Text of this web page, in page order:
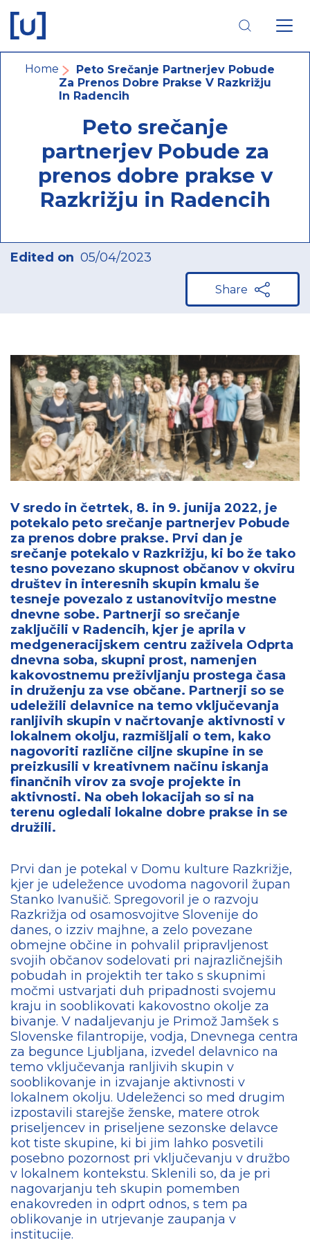
main
navigation
main
content
footer
navigation
Breadcrumb
Home
Peto Srečanje Partnerjev Pobude
Za Prenos Dobre Prakse V Razkrižju
In Radencih
Peto srečanje
partnerjev Pobude za
prenos dobre prakse v
Razkrižju in Radencih
Edited on 05/04/2023
Share
V sredo in četrtek, 8. in 9. junija 2022, je
potekalo peto srečanje partnerjev Pobude
za prenos dobre prakse. Prvi dan je
srečanje potekalo v Razkrižju, ki bo že tako
tesno povezano skupnost občanov v okviru
društev in interesnih skupin kmalu še
tesneje povezalo z ustanovitvijo mestne
dnevne sobe. Partnerji so srečanje
zaključili v Radencih, kjer je aprila v
medgeneracijskem centru zaživela Odprta
dnevna soba, skupni prost, namenjen
kakovostnemu preživljanju prostega časa
in druženju za vse občane. Partnerji so se
udeležili delavnice na temo vključevanja
ranljivih skupin v načrtovanje aktivnosti v
lokalnem okolju, razmišljali o tem, kako
nagovoriti različne ciljne skupine in se
preizkusili v kreativnem načinu iskanja
finančnih virov za svoje projekte in
aktivnosti. Na obeh lokacijah so si na
terenu ogledali lokalne dobre prakse in se
družili.
Prvi dan je potekal v Domu kulture Razkrižje,
kjer je udeležence uvodoma nagovoril župan
Stanko Ivanušič. Spregovoril je o razvoju
Razkrižja od osamosvojitve Slovenije do
danes, o izziv majhne, a zelo povezane
obmejne občine in pohvalil pripravljenost
svojih občanov sodelovati pri najrazličnejših
pobudah in projektih ter tako s skupnimi
močmi ustvarjati duh pripadnosti svojemu
kraju in sooblikovati kakovostno okolje za
bivanje. V nadaljevanju je Primož Jamšek s
Slovenske filantropije, vodja, Dnevnega centra
za begunce Ljubljana, izvedel delavnico na
temo vključevanja ranljivih skupin v
sooblikovanje in izvajanje aktivnosti v
lokalnem okolju. Udeleženci so med drugim
izpostavili starejše ženske, matere otrok
priseljencev in priseljene sezonske delavce
kot tiste skupine, ki bi jim lahko posvetili
posebno pozornost pri vključevanju v družbo
v lokalnem kontekstu. Sklenili so, da je pri
nagovarjanju teh skupin pomemben
enakovreden in odprt odnos, s tem pa
oblikovanje in utrjevanje zaupanja v
institucije.